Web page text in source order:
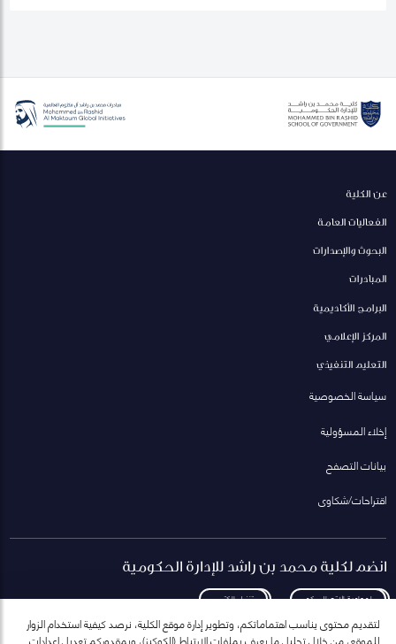
عن الكلية
الفعاليات العامة
البحوث والإصدارات
المبادرات
البرامج الأكاديمية
المركز الإعلامي
التعليم التنفيذي
سياسة الخصوصية
إخلاء المسؤولية
بيانات التصفح
اقتراحات/شكاوى
انضم لكلية محمد بن راشد للإدارة الحكومية
لمعاودة الاتصال بكم تنزيل الكتيب
لتقديم محتوى يناسب اهتماماتكم، وتطوير إدارة موقع الكلية، نرصد كيفية استخدام الزوار